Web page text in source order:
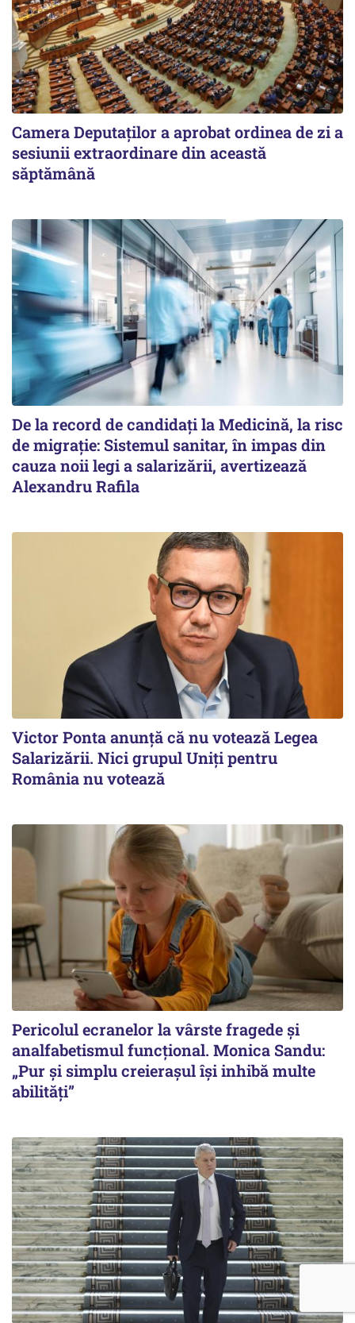
Camera Deputaților a aprobat ordinea de zi a
sesiunii extraordinare din această
săptămână
De la record de candidați la Medicină, la risc
de migrație: Sistemul sanitar, în impas din
cauza noii legi a salarizării, avertizează
Alexandru Rafila
Victor Ponta anunţă că nu votează Legea
Salarizării. Nici grupul Uniţi pentru
România nu votează
Pericolul ecranelor la vârste fragede și
analfabetismul funcțional. Monica Sandu:
„Pur și simplu creierașul își inhibă multe
abilități”